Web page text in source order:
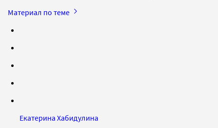
Материал по теме
Екатерина Хабидулина